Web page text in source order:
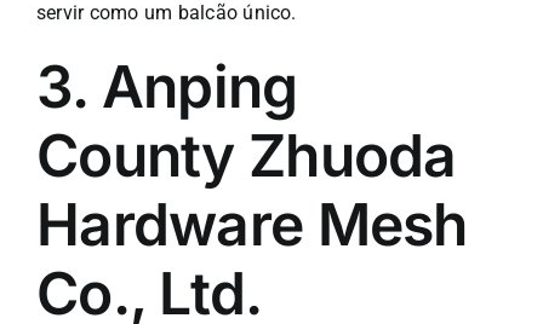
servir como um balcão único.
3. Anping
County Zhuoda
Hardware Mesh
Co., Ltd.